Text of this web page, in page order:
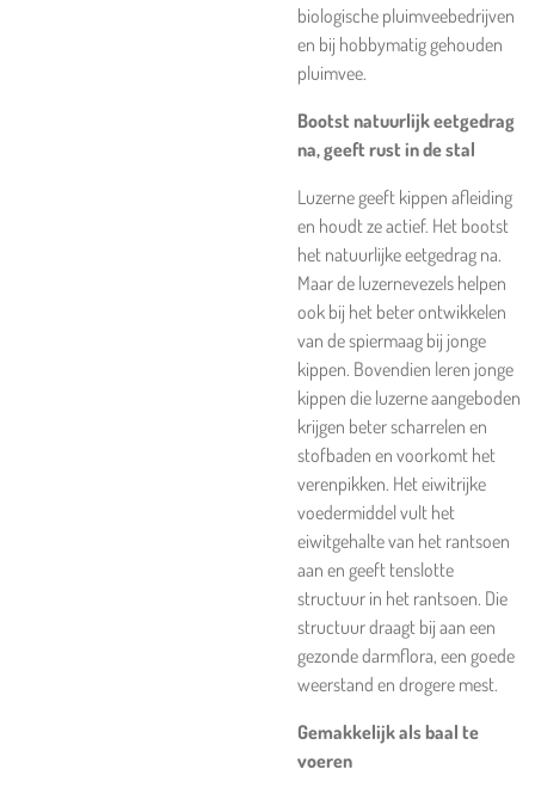
biologische pluimveebedrijven
en bij hobbymatig gehouden
pluimvee.
Bootst natuurlijk eetgedrag
na, geeft rust in de stal
Luzerne geeft kippen afleiding
en houdt ze actief. Het bootst
het natuurlijke eetgedrag na.
Maar de luzernevezels helpen
ook bij het beter ontwikkelen
van de spiermaag bij jonge
kippen. Bovendien leren jonge
kippen die luzerne aangeboden
krijgen beter scharrelen en
stofbaden en voorkomt het
verenpikken. Het eiwitrijke
voedermiddel vult het
eiwitgehalte van het rantsoen
aan en geeft tenslotte
structuur in het rantsoen. Die
structuur draagt bij aan een
gezonde darmflora, een goede
weerstand en drogere mest.
Gemakkelijk als baal te
voeren